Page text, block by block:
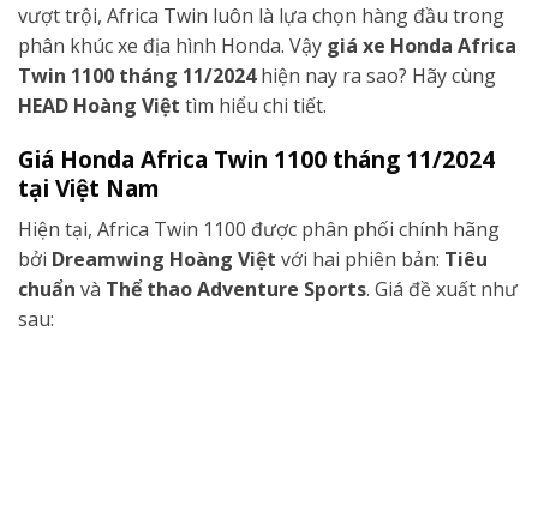
vượt trội, Africa Twin luôn là lựa chọn hàng đầu trong
phân khúc xe địa hình Honda. Vậy giá xe Honda Africa
Twin 1100 tháng 11/2024hiện nay ra sao? Hãy cùng
HEAD Hoàng Việt tìm hiểu chi tiết.
Giá Honda Africa Twin 1100 tháng 11/2024
tại Việt Nam
Hiện tại, Africa Twin 1100 được phân phối chính hãng
bởi Dreamwing Hoàng Việt với hai phiên bản: Tiêu
chuẩn và Thể thao Adventure Sports. Giá đề xuất như
sau: